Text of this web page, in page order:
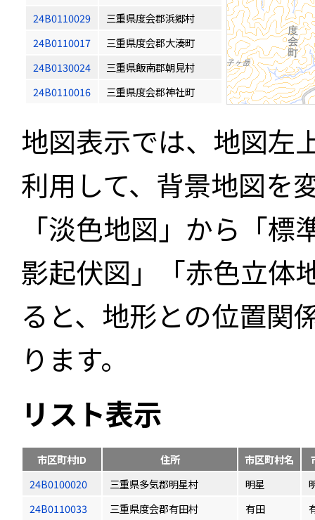
24B0110029
三重県度会郡浜郷村
24B0110017
三重県度会郡大湊町
24B0130024
三重県飯南郡朝見村
24B0110016
三重県度会郡神社町
地図表示では、地図左
利用して、背景地図を
「淡色地図」から「
影起伏図」「赤色立体
ると、地形との位置関
ります。
リスト表示
市区町村ID 住所 市区町村名
24B0100020
三重県多気郡明星村 明星
24B0110033
三重県度会郡有田村 有田